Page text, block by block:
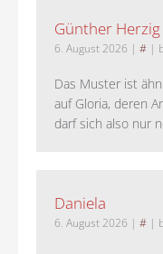
Günther Herzig
6. August 2026 | # |
Das Muster ist
auf Gloria, deren
darf sich also nur
Daniela
6. August 2026 | # |